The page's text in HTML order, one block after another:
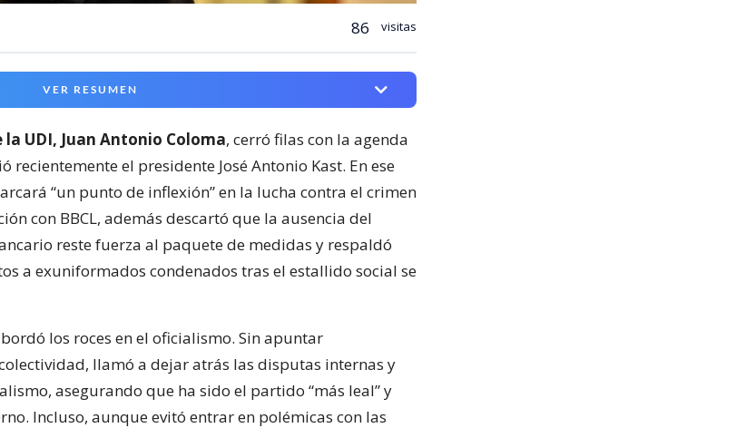
86 visitas
VER RESUMEN
UDI, Juan Antonio Coloma, cerró filas con la agenda
recientemente el presidente José Antonio Kast. En ese
“un punto de inflexión” en la lucha contra el crimen
con BBCL, además descartó que la ausencia del
reste fuerza al paquete de medidas y respaldó
a exuniformados condenados tras el estallido social se
los roces en el oficialismo. Sin apuntar
llamó a dejar atrás las disputas internas y
asegurando que ha sido el partido “más leal” y
Incluso, aunque evitó entrar en polémicas con las